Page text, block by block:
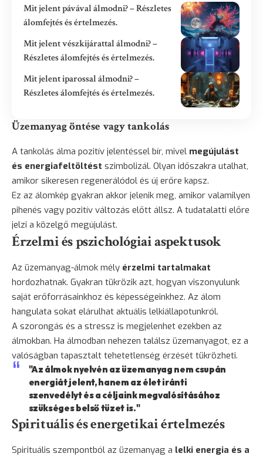
Mit jelent pávával álmodni? – Részletes
álomfejtés és értelmezés.
Mit jelent vészkijárattal álmodni? –
Részletes álomfejtés és értelmezés.
Mit jelent iparossal álmodni? –
Részletes álomfejtés és értelmezés.
Üzemanyag öntése vagy tankolás
A tankolás álma pozitív jelentéssel bír, mivel megújulást
és energiafeltöltést szimbolizál. Olyan időszakra utalhat,
amikor sikeresen regenerálódol és új erőre kapsz.
Ez az álomkép gyakran akkor jelenik meg, amikor valamilyen
pihenés vagy pozitív változás előtt állsz. A tudatalatti előre
jelzi a közelgő megújulást.
Érzelmi és pszichológiai aspektusok
Az üzemanyag-álmok mély érzelmi tartalmakat
hordozhatnak. Gyakran tükrözik azt, hogyan viszonyulunk
saját erőforrásainkhoz és képességeinkhez. Az álom
hangulata sokat elárulhat aktuális lelkiállapotunkról.
A szorongás és a stressz is megjelenhet ezekben az
álmokban. Ha álmodban nehezen találsz üzemanyagot, ez a
valóságban tapasztalt tehetetlenség érzését tükrözheti.
"Az álmok nyelvén az üzemanyag nem csupán
energiát jelent, hanem az élet iránti
szenvedélyt és a céljaink megvalósításához
szükséges belső tüzet is."
Spirituális és energetikai értelmezés
Spirituális szempontból az üzemanyag a lelki energia és a